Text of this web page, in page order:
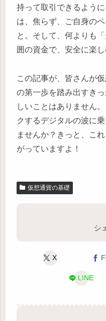
持って取引できるよう
は、焦らず、ご自身の
と。そして、何よりも
囲の資金で、安全に楽し
この記事が、皆さんが
の第一歩を踏み出すき
しいことはありません
クするデジタルの波に
ませんか？きっと、こ
がっていますよ！
仮想通貨の基礎
シ
X
LINE